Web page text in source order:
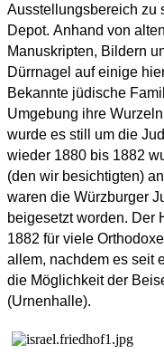
Ausstellungsbereich zu
Depot. Anhand von
Manuskripten, Bildern
Dürrnagel auf einige
Bekannte jüdische
Umgebung ihre
wurde es still um die
wieder 1880 bis 1882
(den wir besichtigten)
waren die Würzburger
beigesetzt worden. Der
1882 für viele
allem, nachdem es seit
die Möglichkeit der
(Urnenhalle).